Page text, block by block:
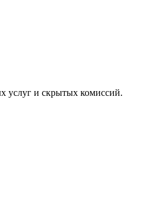
услуг и скрытых комиссий.